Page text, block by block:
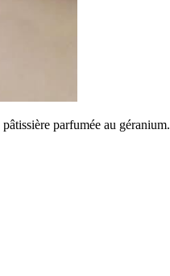
parfumée au géranium.